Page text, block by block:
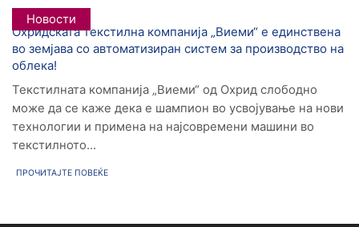
Новости
Oхридската текстилна компанија „Виеми“ е единствена
во земјава со автоматизиран систем за производство на
облека!
Teкстилната компанија „Виеми“ од Охрид слободно
може да се каже дека е шампион во усвојување на нови
технологии и примена на најсовремени машини во
текстилното...
ПРОЧИТАЈТЕ ПОВЕЌЕ